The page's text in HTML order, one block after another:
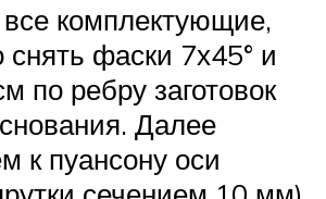
все комплектующие,
фаски 7х45° и
по ребру заготовок
Далее
к пуансону оси